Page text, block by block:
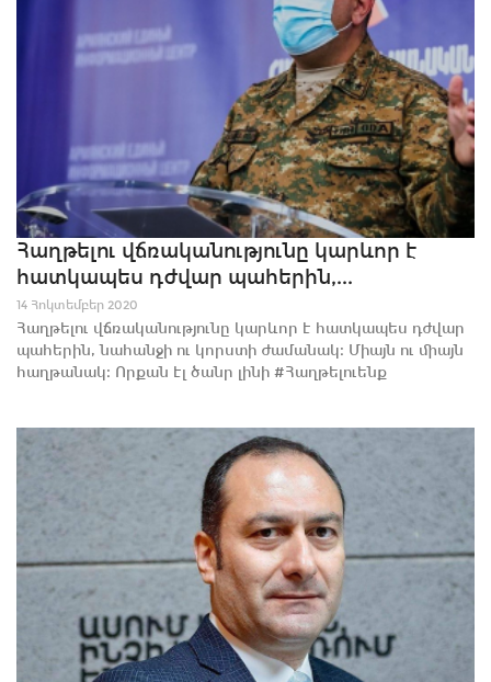
Հաղթելու վճռականությունը կարևոր է
հատկապես դժվար պահերին,...
14 Հոկտեմբեր 2020
Հաղթելու վճռականությունը կարևոր է հատկապես դժվար
պահերին, նահանջի ու կորստի ժամանակ։ Միայն ու միայն
հաղթանակ։ Որքան էլ ծանր լինի #Հաղթելուենք